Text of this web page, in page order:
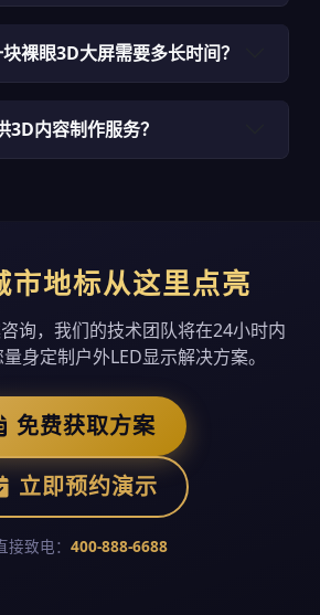
裸眼3D大屏需要多长时间？
3D内容制作服务？
市地标从这里点亮
询，我们的技术团队将在24小时内
身定制户外LED显示解决方案。
免费获取方案
立即预约演示
接致电： 400-888-6688